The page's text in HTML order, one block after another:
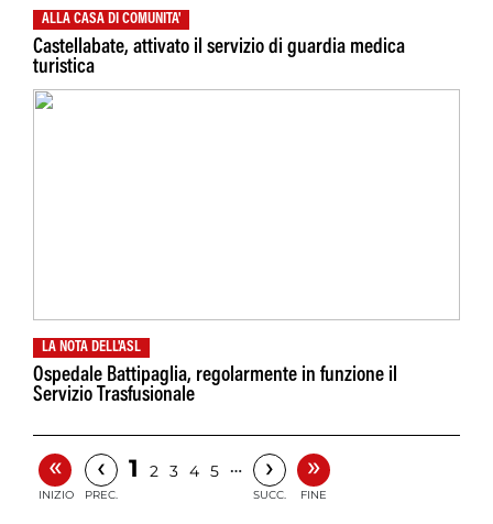
ALLA CASA DI COMUNITA'
Castellabate, attivato il servizio di guardia medica
turistica
LA NOTA DELL'ASL
Ospedale Battipaglia, regolarmente in funzione il
Servizio Trasfusionale
«
INIZIO
‹
PREC.
1 2 3 4 5 … ›
SUCC.
»
FINE